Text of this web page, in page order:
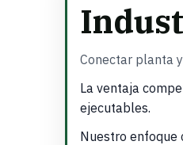
Conectar planta
La ventaja
ejecutables.
Nuestro enfoque